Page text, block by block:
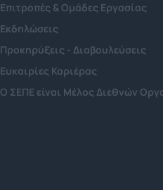
Επιτροπές & Ομάδες Εργασίας
Εκδηλώσεις
Προκηρύξεις - Διαβουλεύσεις
Ευκαιρίες Καριέρας
Ο ΣΕΠΕ είναι Μέλος Διεθνών